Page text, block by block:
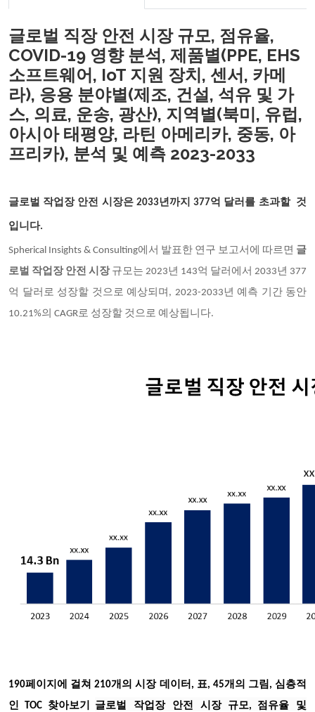
글로벌 직장 안전 시장 규모, 점유율,
COVID-19 영향 분석, 제품별(PPE, EHS
소프트웨어, IoT 지원 장치, 센서, 카메
라), 응용 분야별(제조, 건설, 석유 및 가
스, 의료, 운송, 광산), 지역별(북미, 유럽,
아시아 태평양, 라틴 아메리카, 중동, 아
프리카), 분석 및 예측 2023-2033
글로벌 작업장 안전 시장은 2033년까지 377억 달러를 초과할 것
입니다.
Spherical Insights & Consulting에서 발표한 연구 보고서에 따르면 글
로벌 작업장 안전 시장 규모는 2023년 143억 달러에서 2033년 377
억 달러로 성장할 것으로 예상되며, 2023-2033년 예측 기간 동안
10.21%의 CAGR로 성장할 것으로 예상됩니다.
190페이지에 걸쳐 210개의 시장 데이터, 표, 45개의 그림, 심층적
인 TOC 찾아보기 글로벌 작업장 안전 시장 규모 , 점유율 및